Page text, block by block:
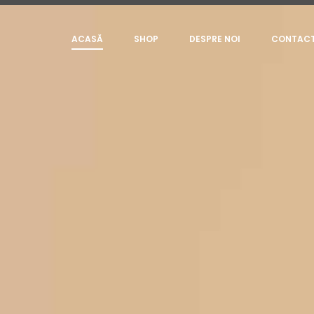
ACASĂ SHOP DESPRE NOI